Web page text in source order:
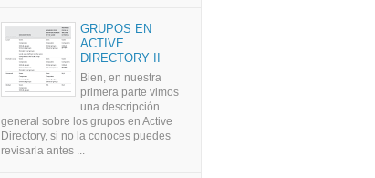
GRUPOS EN
ACTIVE
DIRECTORY II
Bien, en nuestra
primera parte vimos
una descripción
general sobre los grupos en Active
Directory, si no la conoces puedes
revisarla antes ...